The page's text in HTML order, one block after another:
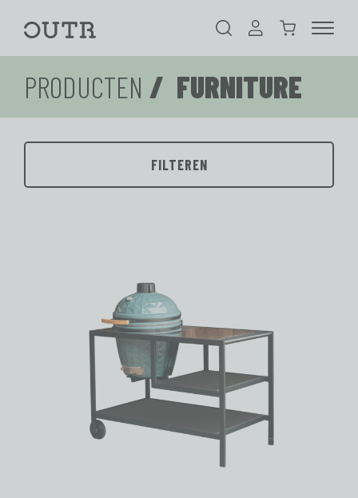
Outr Zoeken AanmeldenWinkelwagen
MENU
PRODUCTEN / FURNITURE
FILTEREN